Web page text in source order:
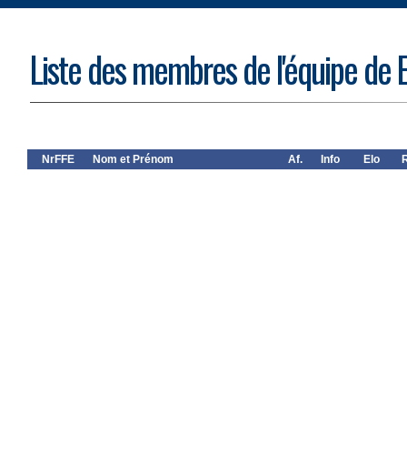
Liste des membres de l'équipe de
NrFFE Nom et Prénom Af. Info Elo